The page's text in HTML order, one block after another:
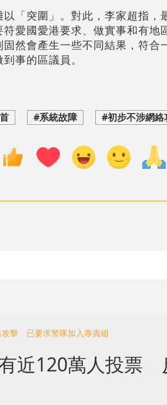
「突圍」。對此，李家超指，
愛國愛港要求、做實事和有地
然會產生一些不同結果，符合
事的區議員。
#系統故障 #初步不涉網絡
攻擊 已要求警隊加入專責組
近120萬人投票